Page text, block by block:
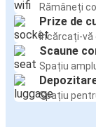
Rămâneți
Prize de
Încărcați-vă
Scaune
Spațiu
Spațiu